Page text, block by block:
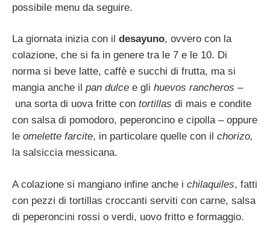
possibile menu da seguire.
La giornata inizia con il desayuno, ovvero con la
colazione, che si fa in genere tra le 7 e le 10. Di
norma si beve latte, caffè e succhi di frutta, ma si
mangia anche il pan dulce e gli huevos rancheros –
una sorta di uova fritte con tortillas di mais e condite
con salsa di pomodoro, peperoncino e cipolla – oppure
le omelette farcite, in particolare quelle con il chorizo,
la salsiccia messicana.
A colazione si mangiano infine anche i chilaquiles, fatti
con pezzi di tortillas croccanti serviti con carne, salsa
di peperoncini rossi o verdi, uovo fritto e formaggio.